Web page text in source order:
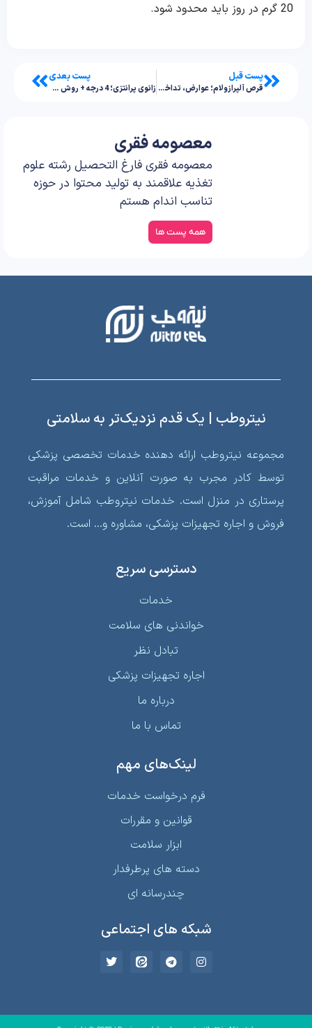
20 گرم در روز باید محدود شود.
پست قبل
قرص آلپرازولام؛ عوارض، تداخلات دارویی و نکات مهم مصرف
پست بعدی
زانوی پرانتزی؛ 4 درجه + روش های درمان در کودکان و بزرگسالان
معصومه فقری
معصومه فقری فارغ التحصیل
رشته علوم تغذیه علاقمند به
تولید محتوا در حوزه تناسب
اندام هستم
مجموعه نیتروطب ارائه دهنده خدمات تخصصی پزشکی
توسط کادر مجرب به صورت آنلاین و خدمات مراقبت
پرستاری در منزل است. خدمات نیتروطب شامل آموزش،
خدمات
خواندنی‌ های سلامت
تبادل نظر
اجاره تجهیزات پزشکی
درباره ما
فرم درخواست خدمات
قوانین و مقررات
ابزار سلامت
دسته های پرطرفدار